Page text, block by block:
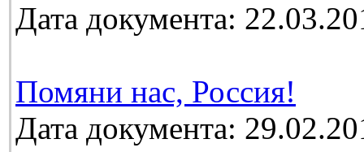
Дата документа:
Помяни нас, Россия!
Дата документа: